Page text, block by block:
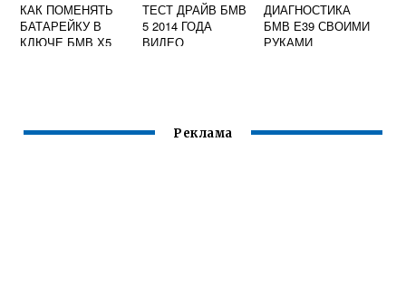
КАК ПОМЕНЯТЬ
БАТАРЕЙКУ В
КЛЮЧЕ БМВ Х5
ТЕСТ ДРАЙВ БМВ
5 2014 ГОДА
ВИДЕО
ДИАГНОСТИКА
БМВ Е39 СВОИМИ
РУКАМИ
Реклама